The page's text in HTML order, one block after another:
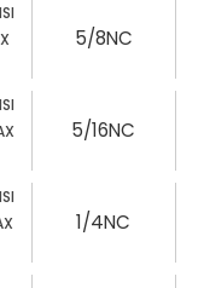
5/8NC
5/16NC
1/4NC